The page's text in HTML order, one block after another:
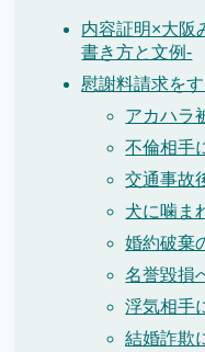
内容証明×大阪
書き方と文例-
慰謝料請求を
アカハラ
不倫相手
交通事故
犬に噛ま
婚約破棄
名誉毀損
浮気相手
結婚詐欺